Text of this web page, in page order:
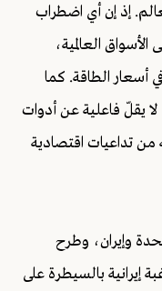
إذ إن أي اضطراب
العالمية،
أسعار الطاقة. كما
لا يقلّ فاعلية عن أدوات
من تداعيات اقتصادية
وإيران، وطرح
إيرانية بالسيطرة على